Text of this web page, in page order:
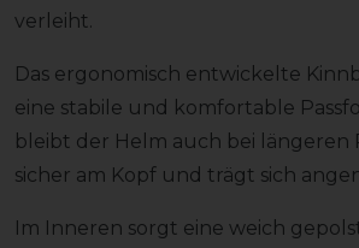
verleiht.
Das ergonomisch entwickelte
eine stabile und komfortable
bleibt der Helm auch bei längeren
sicher am Kopf und trägt sich
Im Inneren sorgt eine weich